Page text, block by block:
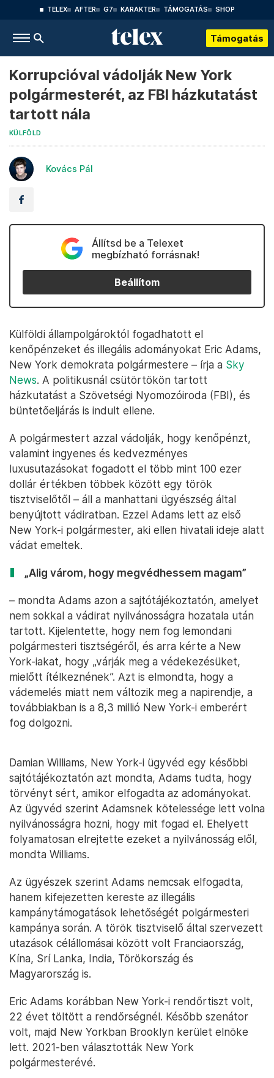
TELEX AFTER G7 KARAKTER TÁMOGATÁS SHOP
Támogatás
Korrupcióval vádolják New York
polgármesterét, az FBI házkutatást
tartott nála
KÜLFÖLD
Kovács Pál
Állítsd be a Telexet
megbízható forrásnak!
Beállítom
Külföldi állampolgároktól fogadhatott el
kenőpénzeket és illegális adományokat Eric Adams,
New York demokrata polgármestere – írja a Sky
News. A politikusnál csütörtökön tartott
házkutatást a Szövetségi Nyomozóiroda (FBI), és
büntetőeljárás is indult ellene.
A polgármestert azzal vádolják, hogy kenőpénzt,
valamint ingyenes és kedvezményes
luxusutazásokat fogadott el több mint 100 ezer
dollár értékben többek között egy török
tisztviselőtől – áll a manhattani ügyészség által
benyújtott vádiratban. Ezzel Adams lett az első
New York-i polgármester, aki ellen hivatali ideje alatt
vádat emeltek.
„Alig várom, hogy megvédhessem magam”
– mondta Adams azon a sajtótájékoztatón, amelyet
nem sokkal a vádirat nyilvánosságra hozatala után
tartott. Kijelentette, hogy nem fog lemondani
polgármesteri tisztségéről, és arra kérte a New
York-iakat, hogy „várják meg a védekezésüket,
mielőtt ítélkeznének”. Azt is elmondta, hogy a
vádemelés miatt nem változik meg a napirendje, a
továbbiakban is a 8,3 millió New York-i emberért
fog dolgozni.
Damian Williams, New York-i ügyvéd egy későbbi
sajtótájékoztatón azt mondta, Adams tudta, hogy
törvényt sért, amikor elfogadta az adományokat.
Az ügyvéd szerint Adamsnek kötelessége lett volna
nyilvánosságra hozni, hogy mit fogad el. Ehelyett
folyamatosan elrejtette ezeket a nyilvánosság elől,
mondta Williams.
Az ügyészek szerint Adams nemcsak elfogadta,
hanem kifejezetten kereste az illegális
kampánytámogatások lehetőségét polgármesteri
kampánya során. A török tisztviselő által szervezett
utazások célállomásai között volt Franciaország,
Kína, Srí Lanka, India, Törökország és
Magyarország is.
Eric Adams korábban New York-i rendőrtiszt volt,
22 évet töltött a rendőrségnél. Később szenátor
volt, majd New Yorkban Brooklyn kerület elnöke
lett. 2021-ben választották New York
polgármesterévé.